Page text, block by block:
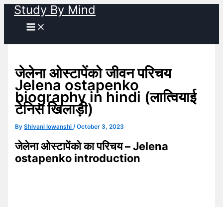
Skip
content
Study By Mind
जेलेना ओस्टापेंको जीवन परिचय
Jelena ostapenko
biography in hindi (लात्वियाई
टेनिस खिलाड़ी)
ByShivani lowanshi/October 3, 2023
जेलेना ओस्टापेंको का परिचय – Jelena
ostapenko introduction